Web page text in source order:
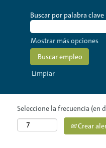
Buscar por palabra clave
Mostrar más opciones
Limpiar
Seleccione la frecuencia (en
Crear